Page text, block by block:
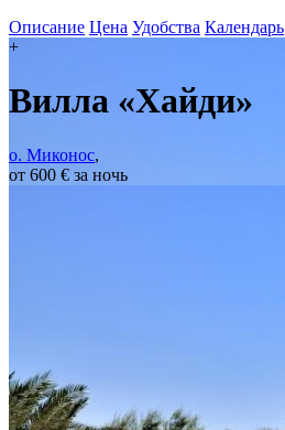
Описание Цена Удобства Календарь
+
Вилла «Хайди»
о. Миконос,
от 600 € за ночь